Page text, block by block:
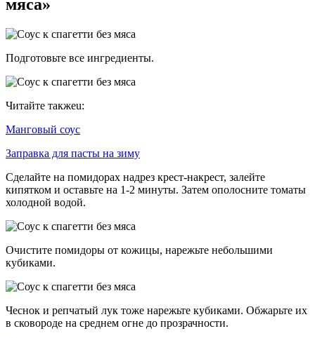
мяса»
Подготовьте все ингредиенты.
Читайте такжеu:
Манговый соус
Заправка для пасты на зиму
Сделайте на помидорах надрез крест-накрест, залейте
кипятком и оставьте на 1-2 минуты. Затем ополосните томаты
холодной водой.
Очистите помидоры от кожицы, нарежьте небольшими
кубиками.
Чеснок и репчатый лук тоже нарежьте кубиками. Обжарьте их
в сковороде на среднем огне до прозрачности.